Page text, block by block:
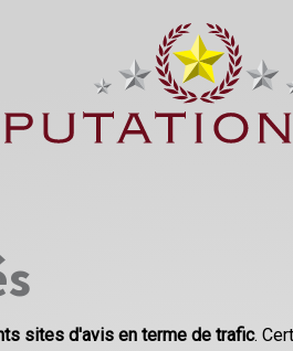
sites d'avis en terme de trafic.